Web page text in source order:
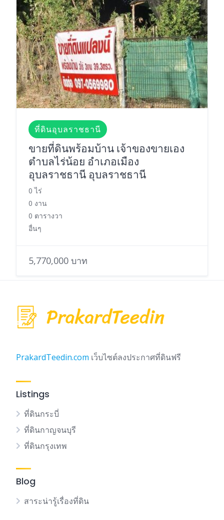
ที่ดินอุบลราชธานี
ขายที่ดินพร้อมบ้าน เจ้าของขายเอง
ตำบลไร่น้อย อำเภอเมือง
อุบลราชธานี อุบลราชธานี
0 ไร่
0 งาน
0 ตารางวา
อื่นๆ
5,770,000 บาท
PrakardTeedin.com เว็บไซต์ลงประกาศที่ดินฟรี
Listings
ที่ดินกระบี่
ที่ดินกาญจนบุรี
ที่ดินกรุงเทพ
Blog
สาระน่ารู้เรื่องที่ดิน